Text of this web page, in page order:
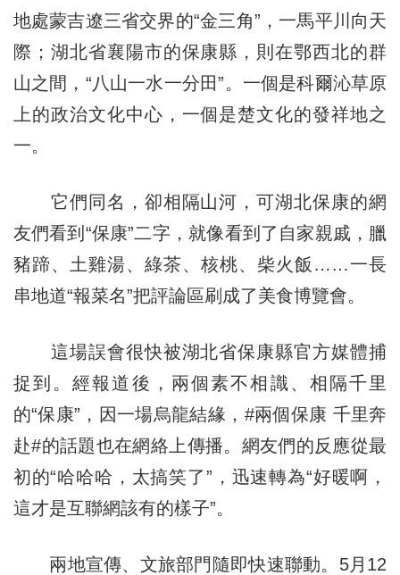
地處蒙吉遼三省交界的“金三角”，一馬平川向天
際；湖北省襄陽市的保康縣，則在鄂西北的群
山之間，“八山一水一分田”。一個是科爾沁草原
上的政治文化中心，一個是楚文化的發祥地之
一。
它們同名，卻相隔山河，可湖北保康的網
友們看到“保康”二字，就像看到了自家親戚，臘
豬蹄、土雞湯、綠茶、核桃、柴火飯……一長
串地道“報菜名”把評論區刷成了美食博覽會。
這場誤會很快被湖北省保康縣官方媒體捕
捉到。經報道後，兩個素不相識、相隔千里
的“保康”，因一場烏龍結緣，#兩個保康 千里奔
赴#的話題也在網絡上傳播。網友們的反應從最
初的“哈哈哈，太搞笑了”，迅速轉為“好暖啊，
這才是互聯網該有的樣子”。
兩地宣傳、文旅部門隨即快速聯動。5月12